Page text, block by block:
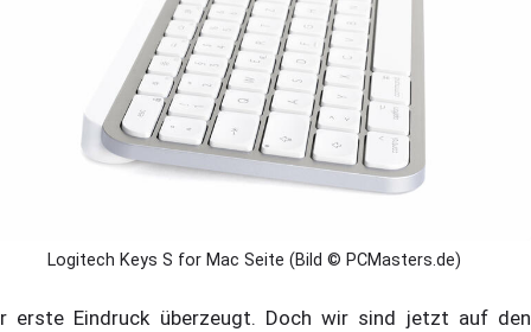
Logitech Keys S for Mac Seite (Bild © PCMasters.de)
erste Eindruck überzeugt. Doch wir sind jetzt auf den